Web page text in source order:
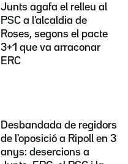
Junts agafa el relleu al
PSC a l'alcaldia de
Roses, segons el pacte
3+1 que va arraconar
ERC
Desbandada de regidors
de l'oposició a Ripoll en 3
anys: desercions a